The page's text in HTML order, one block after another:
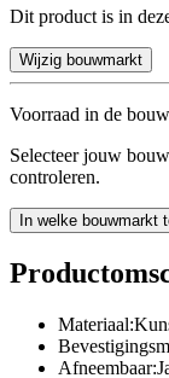
Dit product is in
Wijzig bouwmarkt
Voorraad in de
Selecteer jouw
controleren.
In welke bouwmarkt